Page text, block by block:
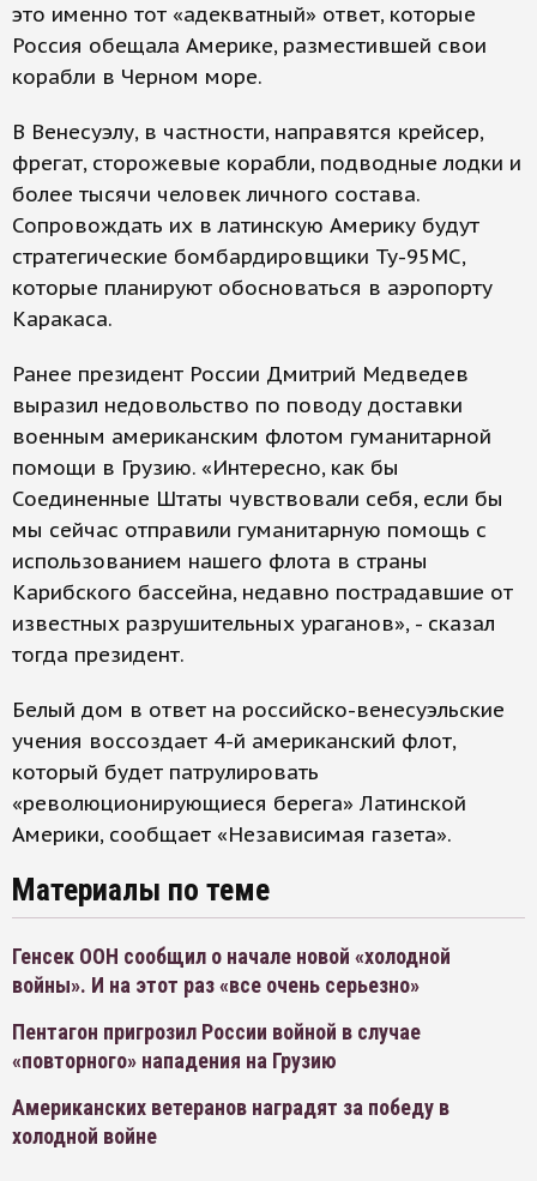
это именно тот «адекватный» ответ, которые
Россия обещала Америке, разместившей свои
корабли в Черном море.
В Венесуэлу, в частности, направятся крейсер,
фрегат, сторожевые корабли, подводные лодки и
более тысячи человек личного состава.
Сопровождать их в латинскую Америку будут
стратегические бомбардировщики Ту-95МС,
которые планируют обосноваться в аэропорту
Каракаса.
Ранее президент России Дмитрий Медведев
выразил недовольство по поводу доставки
военным американским флотом гуманитарной
помощи в Грузию. «Интересно, как бы
Соединенные Штаты чувствовали себя, если бы
мы сейчас отправили гуманитарную помощь с
использованием нашего флота в страны
Карибского бассейна, недавно пострадавшие от
известных разрушительных ураганов», - сказал
тогда президент.
Белый дом в ответ на российско-венесуэльские
учения воссоздает 4-й американский флот,
который будет патрулировать
«революционирующиеся берега» Латинской
Америки, сообщает «Независимая газета».
Материалы по теме
Генсек ООН сообщил о начале новой «холодной
войны». И на этот раз «все очень серьезно»
Пентагон пригрозил России войной в случае
«повторного» нападения на Грузию
Американских ветеранов наградят за победу в
холодной войне